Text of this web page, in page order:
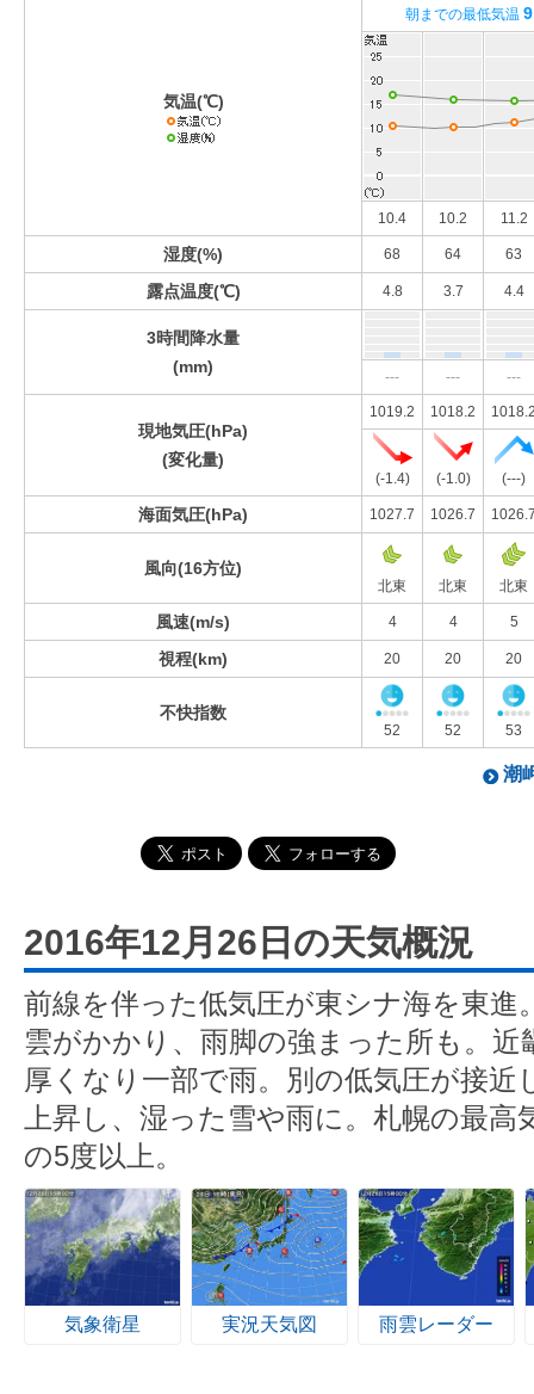
気温(℃)
朝までの最低気温
10.4 10.2 11.2
湿度(%) 68 64 63
露点温度(℃) 4.8 3.7 4.4
3時間降水量
(mm)
--- --- ---
現地気圧(hPa)
(変化量)
1019.2 1018.2
(-1.4) (-1.0) (---)
海面気圧(hPa) 1027.7 1026.7
風向(16方位)
北東 北東 北東
風速(m/s) 4 4 5
視程(km) 20 20 20
不快指数
52 52 53
潮
2016年12月26日の天気概況
前線を伴った低気圧が東シナ海を東進
雲がかかり、雨脚の強まった所も。
厚くなり一部で雨。別の低気圧が接近
上昇し、湿った雪や雨に。札幌の最高
の5度以上。
気象衛星 実況天気図 雨雲レーダー